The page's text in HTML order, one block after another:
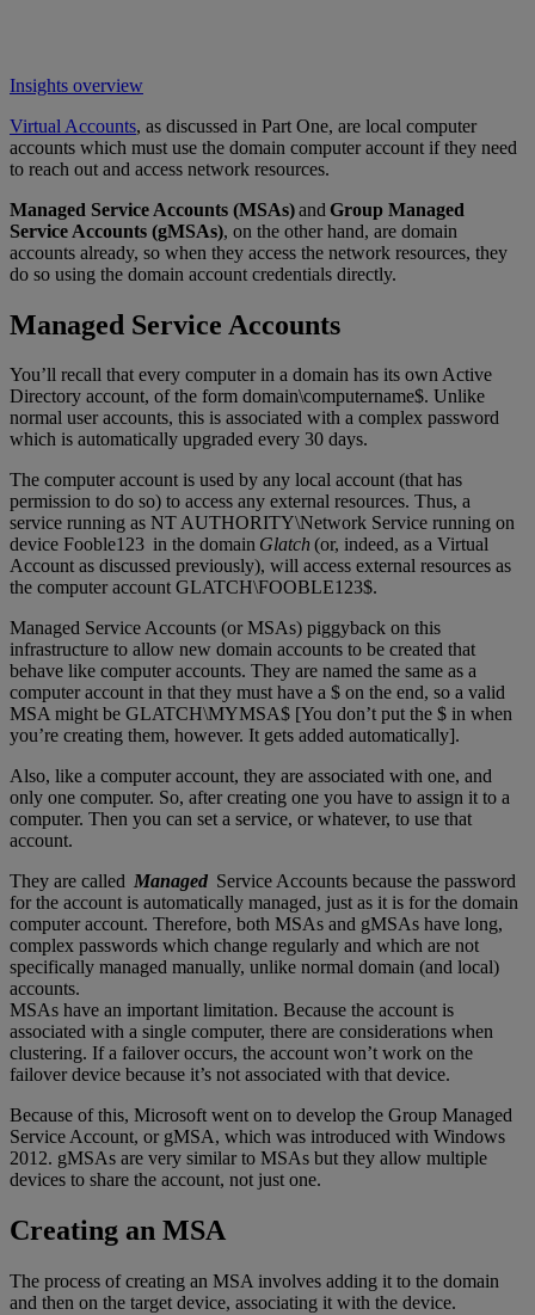
Insights overview
Virtual Accounts, as discussed in Part One, are local computer
accounts which must use the domain computer account if they need
to reach out and access network resources.
Managed Service Accounts (MSAs)and Group Managed
Service Accounts (gMSAs), on the other hand, are domain
accounts already, so when they access the network resources, they
do so using the domain account credentials directly.
Managed Service Accounts
You’ll recall that every computer in a domain has its own Active
Directory account, of the form domain\computername$. Unlike
normal user accounts, this is associated with a complex password
which is automatically upgraded every 30 days.
The computer account is used by any local account (that has
permission to do so) to access any external resources. Thus, a
service running as NT AUTHORITY\Network Service running on
device Fooble123 in the domain Glatch (or, indeed, as a Virtual
Account as discussed previously), will access external resources as
the computer account GLATCH\FOOBLE123$.
Managed Service Accounts (or MSAs) piggyback on this
infrastructure to allow new domain accounts to be created that
behave like computer accounts. They are named the same as a
computer account in that they must have a $ on the end, so a valid
MSA might be GLATCH\MYMSA$ [You don’t put the $ in when
you’re creating them, however. It gets added automatically].
Also, like a computer account, they are associated with one, and
only one computer. So, after creating one you have to assign it to a
computer. Then you can set a service, or whatever, to use that
account.
They are called Managed Service Accounts because the password
for the account is automatically managed, just as it is for the domain
computer account. Therefore, both MSAs and gMSAs have long,
complex passwords which change regularly and which are not
specifically managed manually, unlike normal domain (and local)
accounts.
MSAs have an important limitation. Because the account is
associated with a single computer, there are considerations when
clustering. If a failover occurs, the account won’t work on the
failover device because it’s not associated with that device.
Because of this, Microsoft went on to develop the Group Managed
Service Account, or gMSA, which was introduced with Windows
2012. gMSAs are very similar to MSAs but they allow multiple
devices to share the account, not just one.
Creating an MSA
The process of creating an MSA involves adding it to the domain
and then on the target device, associating it with the device.